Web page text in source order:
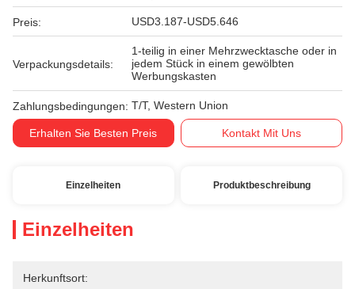
Preis: USD3.187-USD5.646
Verpackungsdetails:
1-teilig in einer Mehrzwecktasche oder in
jedem Stück in einem gewölbten
Werbungskasten
Zahlungsbedingungen: T/T, Western Union
Erhalten Sie Besten Preis Kontakt Mit Uns
Einzelheiten Produktbeschreibung
Einzelheiten
Herkunftsort: